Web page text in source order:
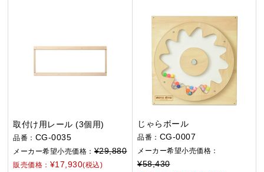
取付け用レール (3個用)
品番： CG-0035
メーカー希望小売価格： ¥29,880
販売価格： ¥17,930(税込)
じゃらボール
品番： CG-0007
メーカー希望小売価格：
¥58,430